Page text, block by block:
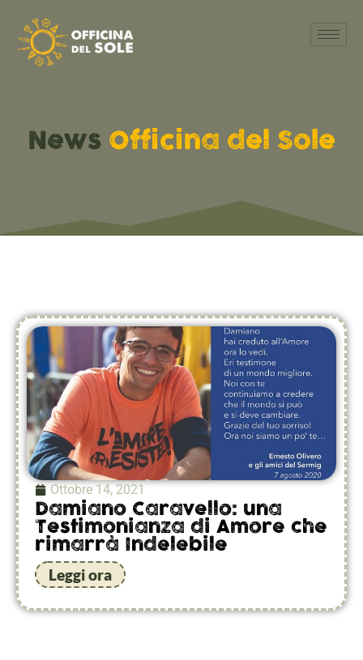
News Officina del Sole
Ottobre 14, 2021
Damiano Caravello: una
Testimonianza di Amore che
rimarrà Indelebile
Leggi ora